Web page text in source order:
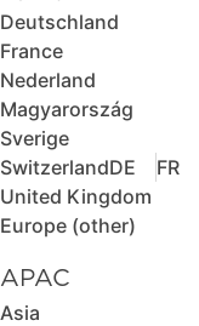
Deutschland
France
Nederland
Magyarország
Sverige
SwitzerlandDE
FR
United Kingdom
Europe (other)
APAC
Asia